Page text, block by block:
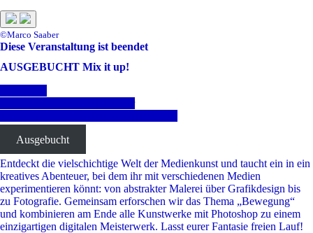
©Marco Saaber
Diese Veranstaltung ist beendet
AUSGEBUCHT Mix it up!
Ausgebucht
Entdeckt die vielschichtige Welt der Medienkunst und taucht ein in ein
kreatives Abenteuer, bei dem ihr mit verschiedenen Medien
experimentieren könnt: von abstrakter Malerei über Grafikdesign bis
zu Fotografie. Gemeinsam erforschen wir das Thema „Bewegung“
und kombinieren am Ende alle Kunstwerke mit Photoshop zu einem
einzigartigen digitalen Meisterwerk. Lasst eurer Fantasie freien Lauf!